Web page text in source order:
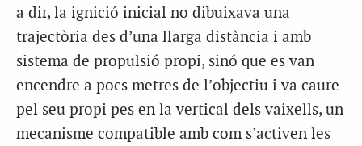
a dir, la ignició inicial no dibuixava una
trajectòria des d’una llarga distància i amb
sistema de propulsió propi, sinó que es van
encendre a pocs metres de l’objectiu i va caure
pel seu propi pes en la vertical dels vaixells, un
mecanisme compatible amb com s’activen les